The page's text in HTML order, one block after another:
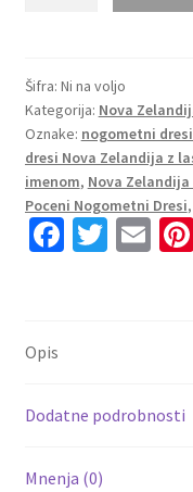
Zelandija
Domači
SP
2026
črna
Ženski
količina
Šifra: Ni na voljo
Kategorija: Nova
Oznake: nogometni
dresi Nova Zelandija z
imenom, Nova Zelandija
Poceni Nogometni Dresi,
Fa
k
T E
Opis
Dodatne podrobnosti
Mnenja (0)